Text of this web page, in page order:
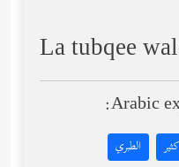
La tubqee
Arabic
الطبري